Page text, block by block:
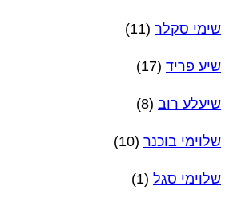
שימי סקלר (11)
שיע פריד (17)
שיעלע רוב (8)
שלוימי בוכנר (10)
שלוימי סגל (1)